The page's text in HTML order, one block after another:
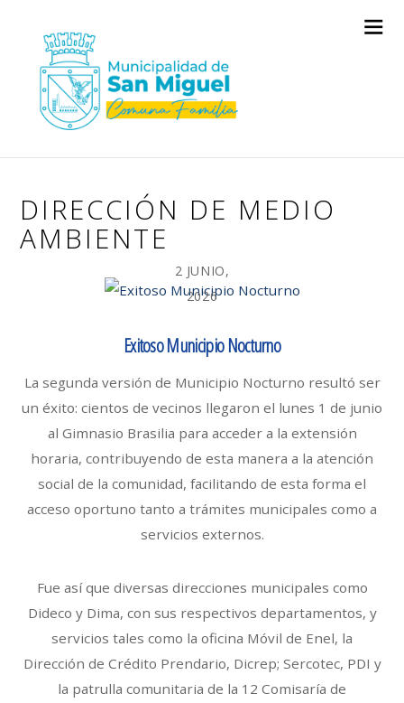
DIRECCIÓN DE MEDIO
AMBIENTE
2 JUNIO,
2026
Exitoso Municipio Nocturno
La segunda versión de Municipio Nocturno resultó ser
un éxito: cientos de vecinos llegaron el lunes 1 de junio
al Gimnasio Brasilia para acceder a la extensión
horaria, contribuyendo de esta manera a la atención
social de la comunidad, facilitando de esta forma el
acceso oportuno tanto a trámites municipales como a
servicios externos.
Fue así que diversas direcciones municipales como
Dideco y Dima, con sus respectivos departamentos, y
servicios tales como la oficina Móvil de Enel, la
Dirección de Crédito Prendario, Dicrep; Sercotec, PDI y
la patrulla comunitaria de la 12 Comisaría de